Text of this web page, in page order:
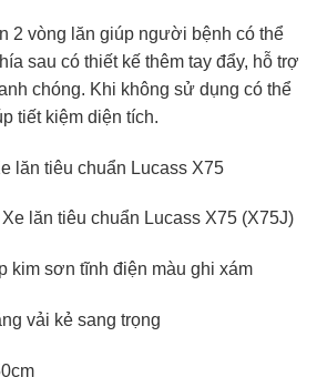
2 vòng lăn giúp người bệnh có thể
sau có thiết kế thêm tay đẩy, hỗ trợ
chóng. Khi không sử dụng có thể
tiết kiệm diện tích.
lăn tiêu chuẩn Lucass X75
lăn tiêu chuẩn Lucass X75 (X75J)
kim sơn tĩnh điện màu ghi xám
vải kẻ sang trọng